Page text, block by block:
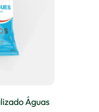
Águas